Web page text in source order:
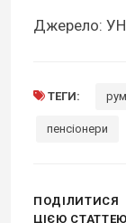
Джерело:
ТЕГИ:
пенсіонери
ПОДІЛИТИСЯ
ЦІЄЮ